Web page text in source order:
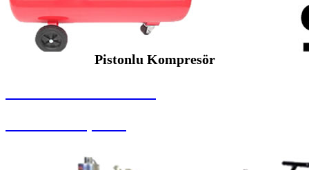
Pistonlu Kompresör